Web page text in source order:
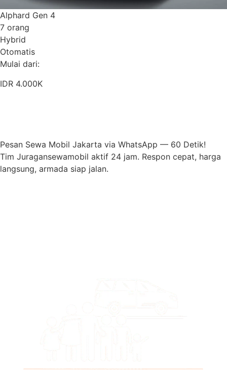
Alphard Gen 4
7 orang
Hybrid
Otomatis
Mulai dari:
IDR 4.000K
Pesan Sewa Mobil Jakarta via WhatsApp — 60 Detik!
Tim Juragansewamobil aktif 24 jam. Respon cepat, harga
langsung, armada siap jalan.